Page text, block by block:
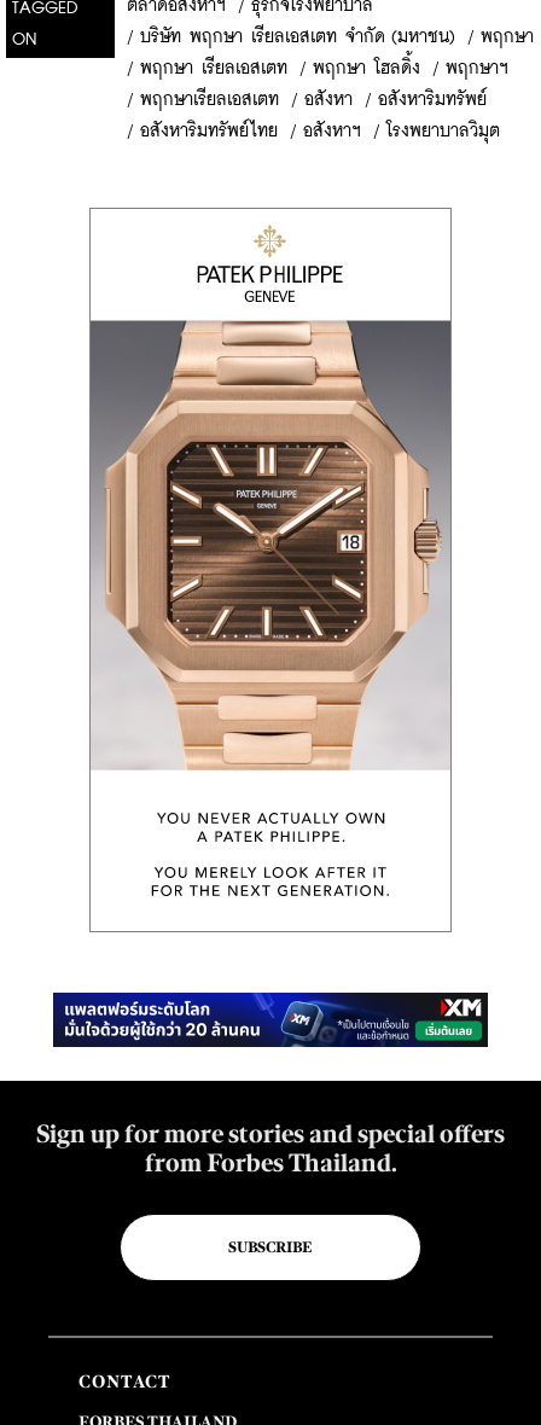
TAGGED
ON
ตลาดอสังหาฯ / ธุรกิจโรงพยาบาล
/ บริษัท พฤกษา เรียลเอสเตท จำกัด (มหาชน) / พฤกษา
/ พฤกษา เรียลเอสเตท / พฤกษา โฮลดิ้ง / พฤกษาฯ
/ พฤกษาเรียลเอสเตท / อสังหา / อสังหาริมทรัพย์
/ อสังหาริมทรัพย์ไทย / อสังหาฯ / โรงพยาบาลวิมุต
Sign up for more stories and special offers
from Forbes Thailand.
SUBSCRIBE
CONTACT